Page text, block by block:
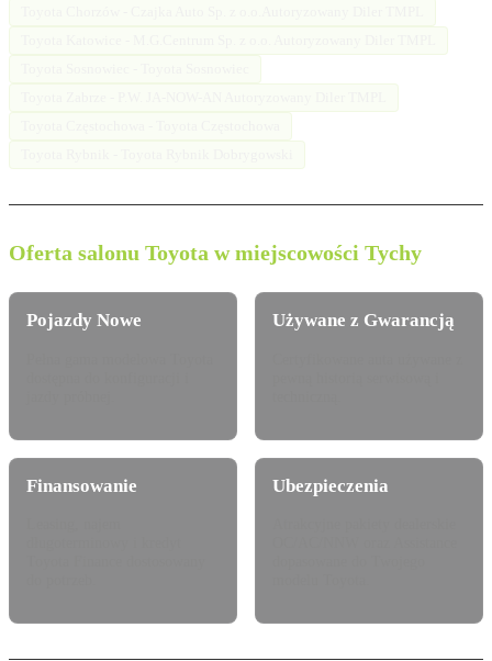
Oferta salonu Toyota w miejscowości Tychy
Pojazdy Nowe Używane z Gwarancją
Finansowanie Ubezpieczenia